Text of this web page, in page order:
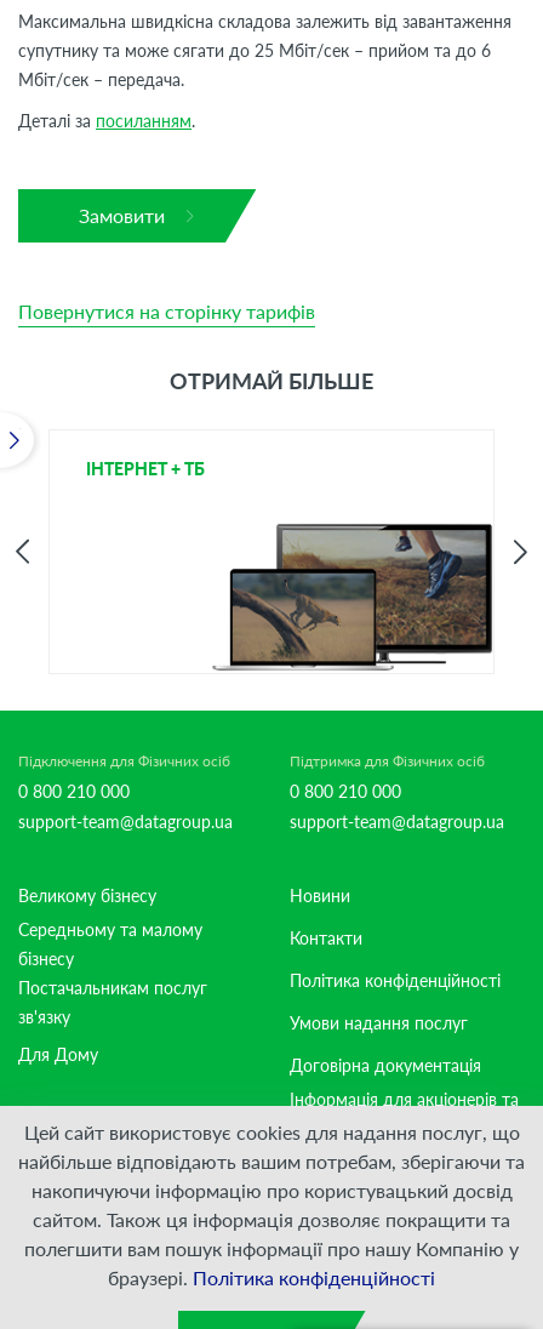
Максимальна швидкісна складова залежить від завантаження
супутнику та може сягати до 25 Мбіт/сек – прийом та до 6
Мбіт/сек – передача.
Деталі за посиланням.
Замовити
Повернутися на сторінку тарифів
ОТРИМАЙ БІЛЬШЕ
ІНТЕРНЕТ + ТБ
Підключення для Фізичних осіб
0 800 210 000
support-team@datagroup.ua
Підтримка для Фізичних осіб
0 800 210 000
support-team@datagroup.ua
Великому бізнесу
Середньому та малому
бізнесу
Постачальникам послуг
зв'язку
Для Дому
Новини
Контакти
Політика конфіденційності
Умови надання послуг
Договірна документація
Інформація для акціонерів та
стейкхолдерів
Приєднуйтесь:
© ПрАТ "ДАТАГРУП", 2000 — 2026
Цей сайт використовує cookies для надання послуг, що
найбільше відповідають вашим потребам, зберігаючи та
накопичуючи інформацію про користувацький досвід
сайтом. Також ця інформація дозволяє покращити та
полегшити вам пошук інформації про нашу Компанію у
браузері. Політика конфіденційності